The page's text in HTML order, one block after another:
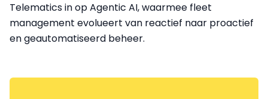
Telematics in op Agentic AI, waarmee fleet
management evolueert van reactief naar proactief
en geautomatiseerd beheer.